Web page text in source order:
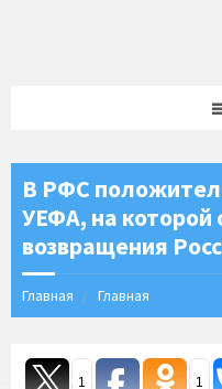
В РФС
УЕФА, на которой
возвращения
Главная Главная
1 1